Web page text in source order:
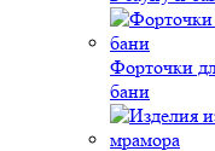
Форточки
бани